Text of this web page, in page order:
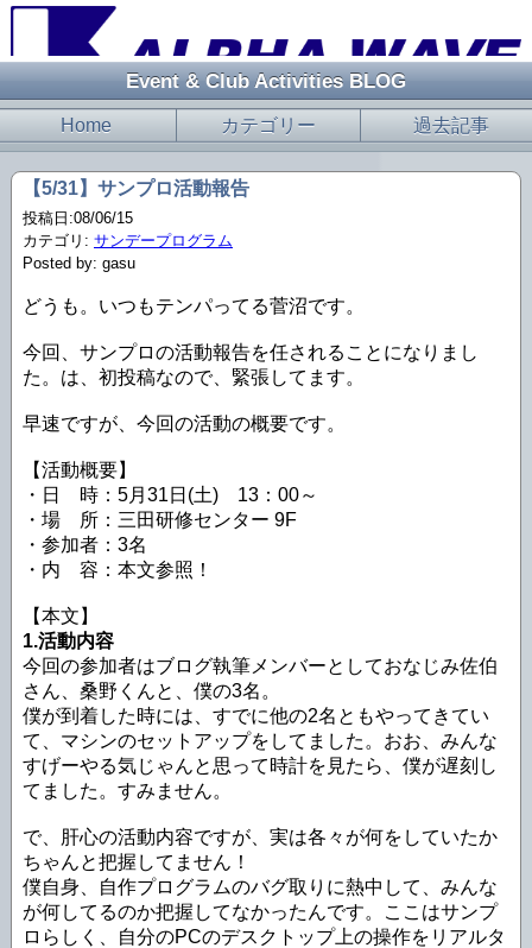
Event & Club Activities BLOG
Home カテゴリー 過去記事
【5/31】サンプロ活動報告
投稿日:08/06/15
カテゴリ: サンデープログラム
Posted by: gasu
どうも。いつもテンパってる菅沼です。
今回、サンプロの活動報告を任されることになりまし
た。は、初投稿なので、緊張してます。
早速ですが、今回の活動の概要です。
【活動概要】
・日 時：5月31日(土) 13：00～
・場 所：三田研修センター 9F
・参加者：3名
・内 容：本文参照！
【本文】
1.活動内容
今回の参加者はブログ執筆メンバーとしておなじみ佐伯
さん、桑野くんと、僕の3名。
僕が到着した時には、すでに他の2名ともやってきてい
て、マシンのセットアップをしてました。おお、みんな
すげーやる気じゃんと思って時計を見たら、僕が遅刻し
てました。すみません。
で、肝心の活動内容ですが、実は各々が何をしていたか
ちゃんと把握してません！
僕自身、自作プログラムのバグ取りに熱中して、みんな
が何してるのか把握してなかったんです。ここはサンプ
ロらしく、自分のPCのデスクトップ上の操作をリアルタ